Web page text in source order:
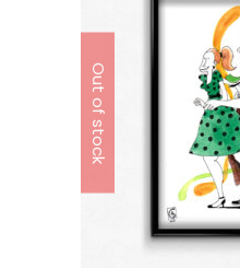
Out of stock